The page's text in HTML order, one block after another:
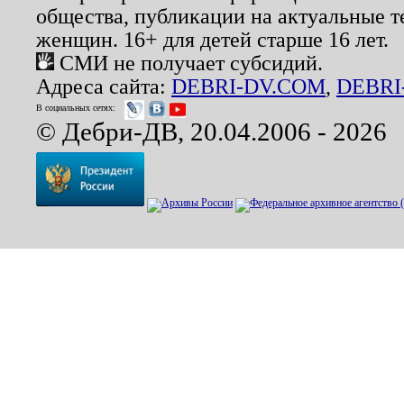
общества, публикации на актуальные
женщин. 16+ для детей старше 16 лет.
СМИ не получает субсидий.
Адреса сайта: DEBRI-DV.COM,
В социальных сетях:
© Дебри-ДВ, 20.04.2006 - 2026